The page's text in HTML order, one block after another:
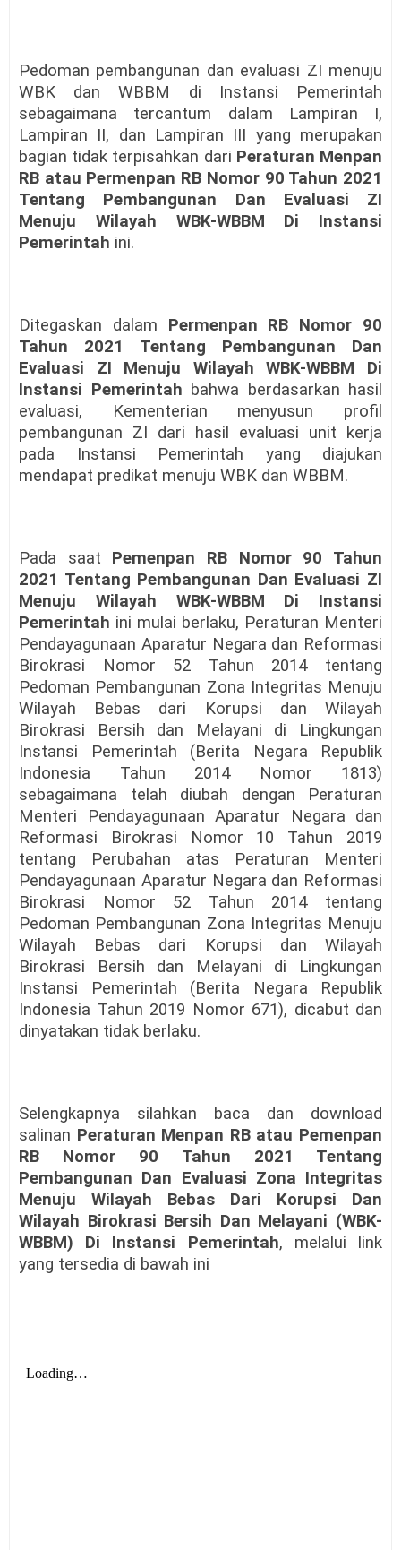
Pedoman pembangunan dan evaluasi ZI menuju
WBK dan WBBM di Instansi Pemerintah
sebagaimana tercantum dalam Lampiran I,
Lampiran II, dan Lampiran III yang merupakan
bagian tidak terpisahkan dari Peraturan Menpan
RB atau Permenpan RB Nomor 90 Tahun 2021
Tentang Pembangunan Dan Evaluasi ZI
Menuju Wilayah WBK-WBBM Di Instansi
Pemerintah ini.
Ditegaskan dalam Permenpan RB Nomor 90
Tahun 2021 Tentang Pembangunan Dan
Evaluasi ZI Menuju Wilayah WBK-WBBM Di
Instansi Pemerintah bahwa berdasarkan hasil
evaluasi, Kementerian menyusun profil
pembangunan ZI dari hasil evaluasi unit kerja
pada Instansi Pemerintah yang diajukan
mendapat predikat menuju WBK dan WBBM.
Pada saat Pemenpan RB Nomor 90 Tahun
2021 Tentang Pembangunan Dan Evaluasi ZI
Menuju Wilayah WBK-WBBM Di Instansi
Pemerintah ini mulai berlaku, Peraturan Menteri
Pendayagunaan Aparatur Negara dan Reformasi
Birokrasi Nomor 52 Tahun 2014 tentang
Pedoman Pembangunan Zona Integritas Menuju
Wilayah Bebas dari Korupsi dan Wilayah
Birokrasi Bersih dan Melayani di Lingkungan
Instansi Pemerintah (Berita Negara Republik
Indonesia Tahun 2014 Nomor 1813)
sebagaimana telah diubah dengan Peraturan
Menteri Pendayagunaan Aparatur Negara dan
Reformasi Birokrasi Nomor 10 Tahun 2019
tentang Perubahan atas Peraturan Menteri
Pendayagunaan Aparatur Negara dan Reformasi
Birokrasi Nomor 52 Tahun 2014 tentang
Pedoman Pembangunan Zona Integritas Menuju
Wilayah Bebas dari Korupsi dan Wilayah
Birokrasi Bersih dan Melayani di Lingkungan
Instansi Pemerintah (Berita Negara Republik
Indonesia Tahun 2019 Nomor 671), dicabut dan
dinyatakan tidak berlaku.
Selengkapnya silahkan baca dan download
salinan Peraturan Menpan RB atau Pemenpan
RB Nomor 90 Tahun 2021 Tentang
Pembangunan Dan Evaluasi Zona Integritas
Menuju Wilayah Bebas Dari Korupsi Dan
Wilayah Birokrasi Bersih Dan Melayani (WBK-
WBBM) Di Instansi Pemerintah, melalui link
yang tersedia di bawah ini